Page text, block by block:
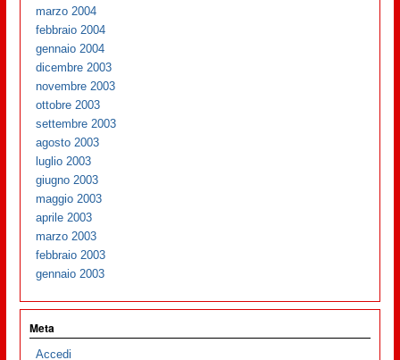
marzo 2004
febbraio 2004
gennaio 2004
dicembre 2003
novembre 2003
ottobre 2003
settembre 2003
agosto 2003
luglio 2003
giugno 2003
maggio 2003
aprile 2003
marzo 2003
febbraio 2003
gennaio 2003
Meta
Accedi